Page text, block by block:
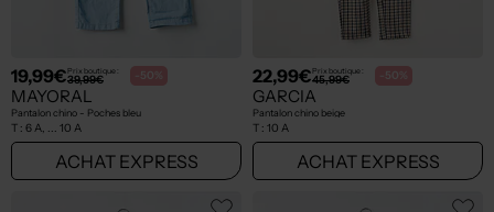
19,99€Prix boutique :
39,99€ -50%
MAYORAL
Pantalon chino - Poches bleu
T : 6 A, ... 10 A
ACHAT EXPRESS
22,99€Prix boutique :
45,99€ -50%
GARCIA
Pantalon chino beige
T : 10 A
ACHAT EXPRESS